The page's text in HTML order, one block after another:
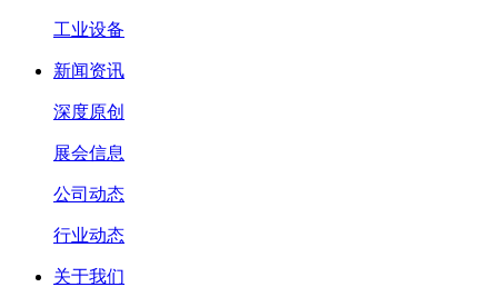
工业设备
新闻资讯
深度原创
展会信息
公司动态
行业动态
关于我们